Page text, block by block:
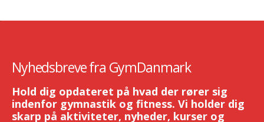
Nyhedsbreve fra GymDanmark
Hold dig opdateret på hvad der rører sig
indenfor gymnastik og fitness. Vi holder dig
skarp på aktiviteter, nyheder, kurser og